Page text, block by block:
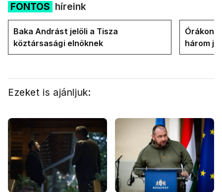
FONTOS híreink
Baka Andrást jelöli a Tisza
köztársasági elnöknek
Órákon
három
államfőt
Ezeket is ajánljuk: